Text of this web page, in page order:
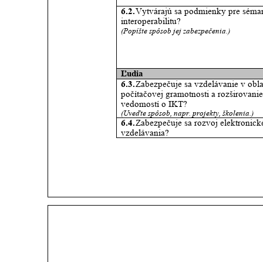
6.2. Vytvárajú sa podmienky pre
interoperabilitu?
(Popíšte spôsob jej zabezpečenia.)
Ľudia
6.3. Zabezpečuje sa vzdelávanie v
počítačovej gramotnosti a
vedomostí o IKT?
(Uveďte spôsob, napr. projekty, školenia.)
6.4. Zabezpečuje sa rozvoj
vzdelávania?